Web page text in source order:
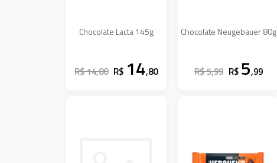
Chocolate Lacta 145g
R$ 14,80 R$ 14,80
Chocolate Neugebauer 80g
R$ 5,99 R$ 5,99